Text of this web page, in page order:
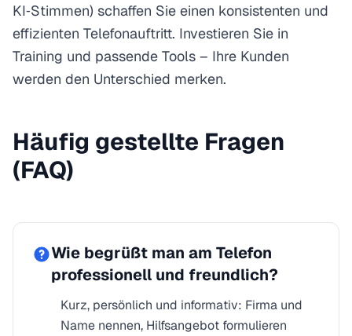
KI‑Stimmen) schaffen Sie einen konsistenten und
effizienten Telefonauftritt. Investieren Sie in
Training und passende Tools – Ihre Kunden
werden den Unterschied merken.
Häufig gestellte Fragen
(FAQ)
Wie begrüßt man am Telefon
professionell und freundlich?
Kurz, persönlich und informativ: Firma und
Name nennen, Hilfsangebot formulieren